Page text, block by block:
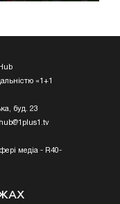
«1+1
буд. 23
медіа - R40-